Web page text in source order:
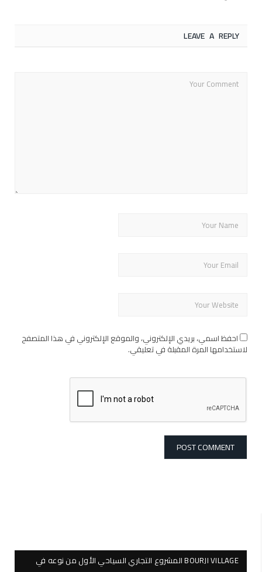
LEAVE A REPLY
احفظ اسمي، بريدي الإلكتروني، والموقع الإلكتروني في هذا المتصفح
لاستخدامها المرة المقبلة في تعليقي.
BOURJI VILLAGE المشروع التجاري السياحي الأول من نوعه في